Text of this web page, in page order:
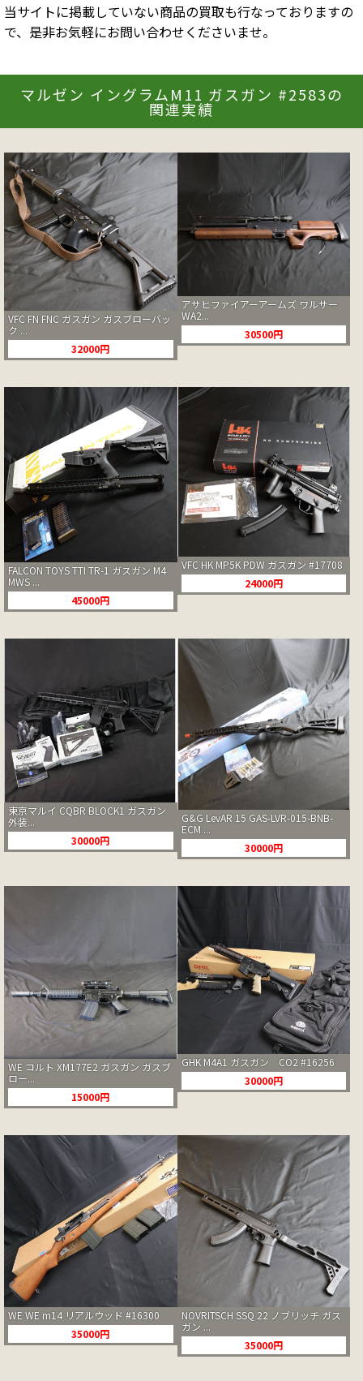
当サイトに掲載していない商品の買取も行なっておりますの
で、是非お気軽にお問い合わせくださいませ。
マルゼン イングラムM11 ガスガン #2583の
関連実績
VFC FN FNC ガスガン ガスブローバッ
ク ...
32000円
アサヒファイアーアームズ ワルサー
WA2...
30500円
FALCON TOYS TTI TR-1 ガスガン M4
MWS ...
45000円
VFC HK MP5K PDW ガスガン #17708
24000円
東京マルイ CQBR BLOCK1 ガスガン
外装...
30000円
G&G LevAR 15 GAS-LVR-015-BNB-
ECM ...
30000円
WE コルト XM177E2 ガスガン ガスブ
ロー...
15000円
GHK M4A1 ガスガン CO2 #16256
30000円
WE WE m14 リアルウッド #16300
35000円
NOVRITSCH SSQ 22 ノブリッチ ガス
ガン ...
35000円